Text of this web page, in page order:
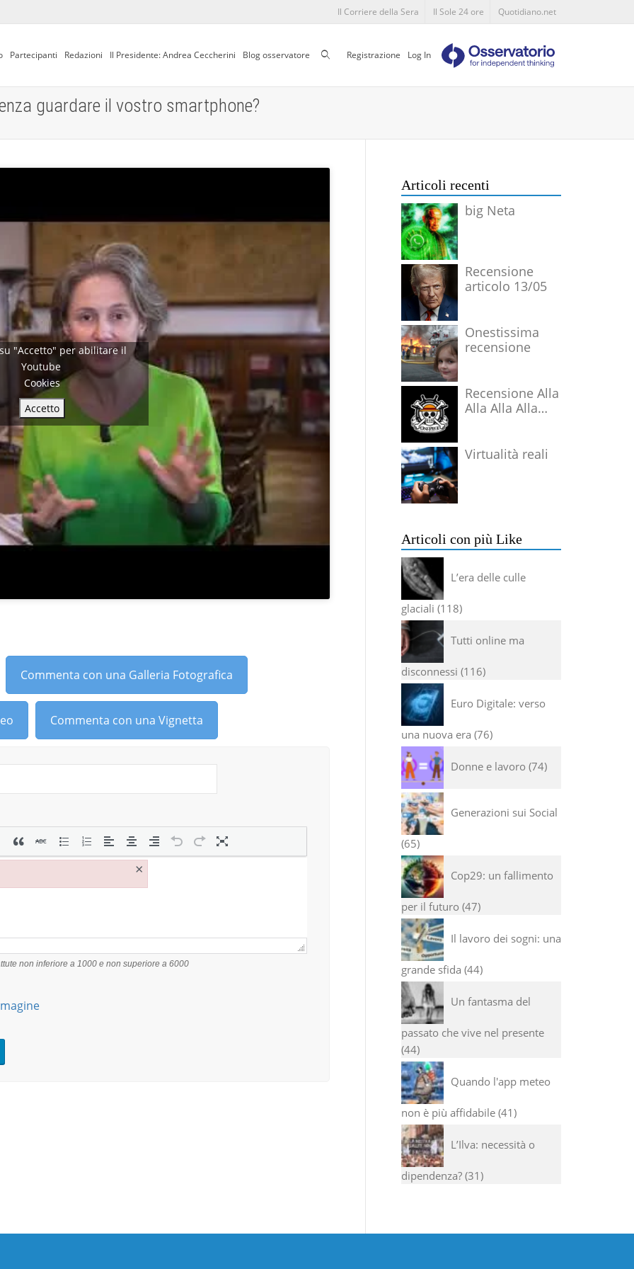
Il Corriere della Sera Il Sole 24 ore Quotidiano.net
Partecipanti Redazioni Il Presidente: Andrea Ceccherini Blog osservatore CercaRegistrazione Log In
guardare il vostro smartphone?
"Accetto" per abilitare il
Youtube
Cookies
Accetto
Commenta con una Galleria Fotografica
Commenta con una Vignetta
non inferiore a 1000 e non superiore a 6000
Articoli recenti
big Neta
Recensione
articolo 13/05
Onestissima
recensione
Recensione Alla
Alla Alla Alla
Virtualità reali
Articoli con più Like
L’era delle culle
glaciali 118
Tutti online ma
disconnessi 116
Euro Digitale: verso
una nuova era 76
Donne e lavoro 74
Generazioni sui Social
65
Cop29: un fallimento
per il futuro 47
Il lavoro dei sogni: una
grande sfida 44
Un fantasma del
passato che vive nel presente
44
Quando l'app meteo
non è più affidabile 41
L’Ilva: necessità o
dipendenza? 31
×